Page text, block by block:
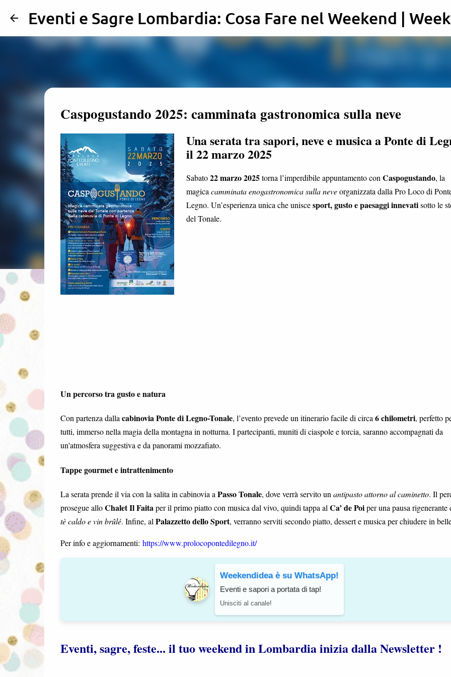
Passa ai contenuti principali
Eventi e Sagre Lombardia: Cosa Fare nel Weekend |
Caspogustando 2025: camminata gastronomica sulla neve
Una serata tra sapori, neve e musica a Ponte di
il 22 marzo 2025
Sabato22 marzo 2025torna l’imperdibile appuntamento con Caspogustando, la
magica camminata enogastronomica sulla neveorganizzata dalla Pro Loco di
Legno. Un’esperienza unica che uniscesport, gusto e paesaggi innevatisotto le
del Tonale.
Un percorso tra gusto e natura
Con partenza dallacabinovia Ponte di Legno-Tonale, l’evento prevede un itinerario facile di circa6 chilometri, perfetto
tutti, immerso nella magia della montagna in notturna. I partecipanti, muniti di ciaspole e torcia, saranno accompagnati da
un'atmosfera suggestiva e da panorami mozzafiato.
Tappe gourmet e intrattenimento
La serata prende il via con la salita in cabinovia a Passo Tonale, dove verrà servito un antipasto attorno al caminetto. Il
prosegue alloChalet Il Faita per il primo piatto con musica dal vivo, quindi tappa al Ca’ de Poiper una pausa rigenerante
tè caldo e vin brûlé. Infine, al Palazzetto dello Sport, verranno serviti secondo piatto, dessert e musica per chiudere in
Per info e aggiornamenti: https://www.prolocopontedilegno.it/
Weekendidea è su WhatsApp!
Eventi e sapori a portata di tap!
Unisciti al canale!
Eventi, sagre, feste... il tuo weekend in Lombardia inizia dalla Newsletter !